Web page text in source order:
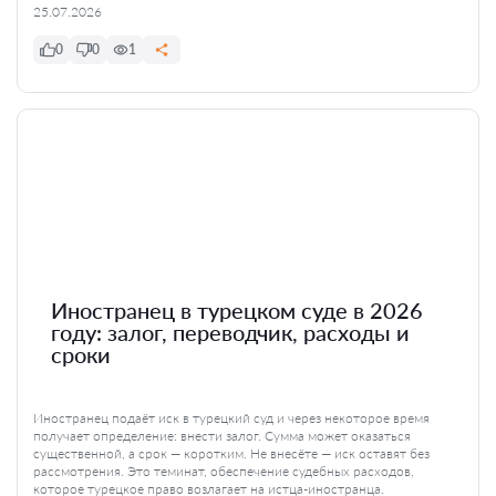
25.07.2026
0 0 1
Иностранец в турецком суде в 2026
году: залог, переводчик, расходы и
сроки
Иностранец подаёт иск в турецкий суд и через некоторое время
получает определение: внести залог. Сумма может оказаться
существенной, а срок — коротким. Не внесёте — иск оставят без
рассмотрения. Это теминат, обеспечение судебных расходов,
которое турецкое право возлагает на истца-иностранца.